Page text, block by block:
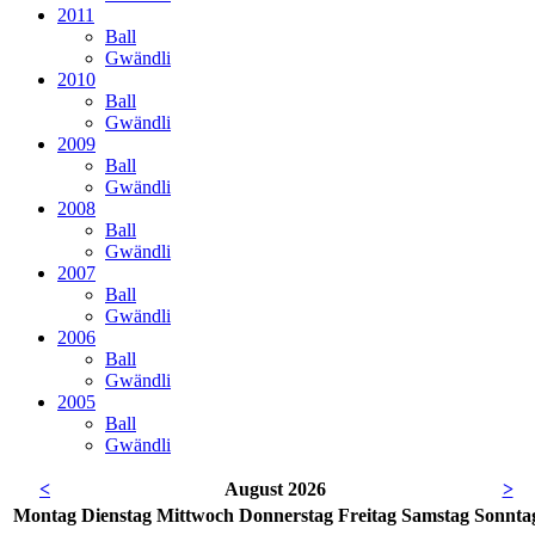
2011
Ball
Gwändli
2010
Ball
Gwändli
2009
Ball
Gwändli
2008
Ball
Gwändli
2007
Ball
Gwändli
2006
Ball
Gwändli
2005
Ball
Gwändli
< August 2026
>
Montag Dienstag Mittwoch Donnerstag Freitag Samstag So